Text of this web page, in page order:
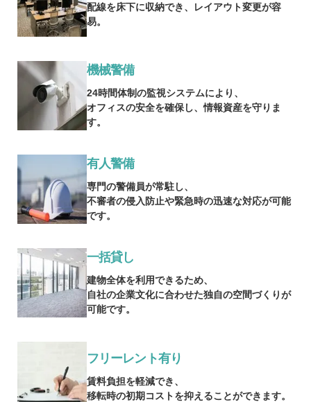
配線を床下に収納でき、レイアウト変更が容
易。
機械警備
24時間体制の監視システムにより、
オフィスの安全を確保し、情報資産を守りま
す。
有人警備
専門の警備員が常駐し、
不審者の侵入防止や緊急時の迅速な対応が可能
です。
一括貸し
建物全体を利用できるため、
自社の企業文化に合わせた独自の空間づくりが
可能です。
フリーレント有り
賃料負担を軽減でき、
移転時の初期コストを抑えることができます。